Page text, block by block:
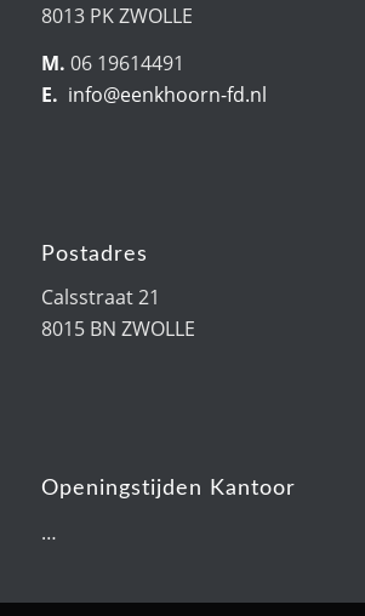
8013 PK ZWOLLE
M. 06 19614491
E. info@eenkhoorn-fd.nl
Postadres
Calsstraat 21
8015 BN ZWOLLE
Openingstijden Kantoor
…